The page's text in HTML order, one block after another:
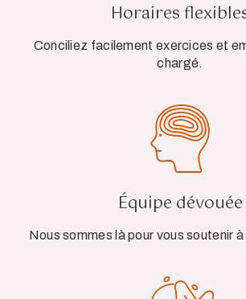
Horaires
Conciliez facilement exercices et
chargé.
Équipe dévouée
Nous sommes là pour vous soutenir